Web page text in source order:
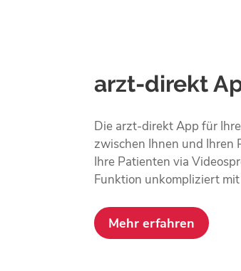
arzt-direkt
Die arzt-direkt App für
zwischen Ihnen und Ihren
Ihre Patienten via
Funktion unkompliziert
Mehr erfahren